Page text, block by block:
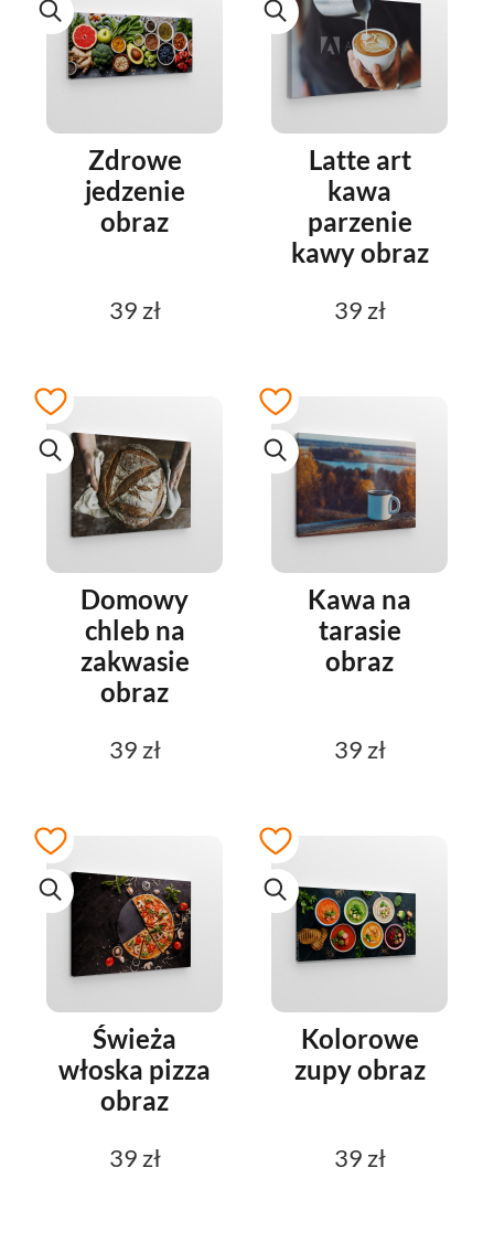
Zdrowe
jedzenie
obraz
39 zł
Latte art
kawa
parzenie
kawy obraz
39 zł
Domowy
chleb na
zakwasie
obraz
39 zł
Kawa na
tarasie
obraz
39 zł
Świeża
włoska pizza
obraz
39 zł
Kolorowe
zupy obraz
39 zł